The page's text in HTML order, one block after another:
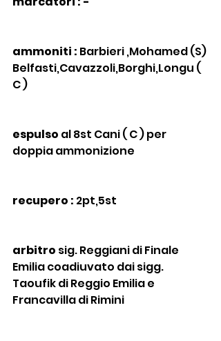
ammoniti : Barbieri ,Mohamed (S)
Belfasti,Cavazzoli,Borghi,Longu (
C )
espulso al 8st Cani ( C ) per
doppia ammonizione
recupero : 2pt,5st
arbitro sig. Reggiani di Finale
Emilia coadiuvato dai sigg.
Taoufik di Reggio Emilia e
Francavilla di Rimini